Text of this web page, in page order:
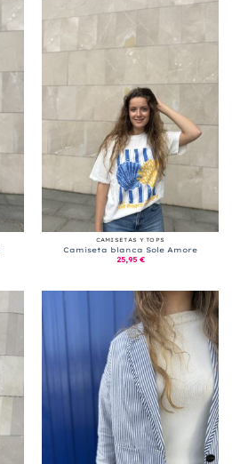
CAMISETAS Y TOPS
Camiseta blanca Sole Amore
25,95 €